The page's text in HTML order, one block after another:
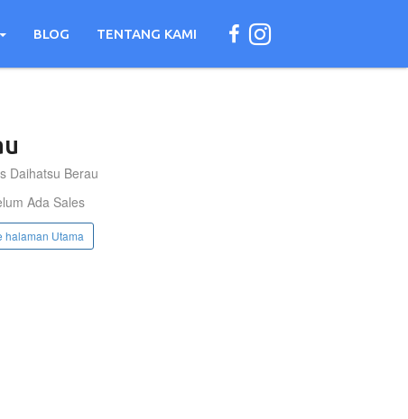
BLOG TENTANG KAMI
Daihatsu Berau
Ada Sales
halaman Utama